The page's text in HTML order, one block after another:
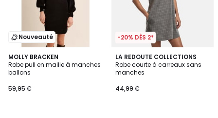
Nouveauté
MOLLY BRACKEN
Robe pull en maille à manches
ballons
59,95 €
-20% DÈS 2*
LA REDOUTE COLLECTIONS
Robe courte à carreaux sans
manches
44,99 €